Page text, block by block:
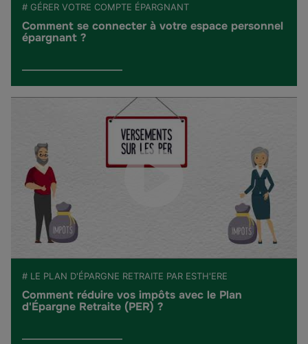
# GÉRER VOTRE COMPTE ÉPARGNANT
Comment se connecter à votre espace personnel
épargnant ?
# LE PLAN D'ÉPARGNE RETRAITE PAR ESTH'ERE
Comment réduire vos impôts avec le Plan
d'Épargne Retraite (PER) ?